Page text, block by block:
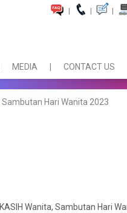
| | |
MEDIA CONTACT US
Sambutan Hari Wanita 2023
Wanita, Sambutan Hari